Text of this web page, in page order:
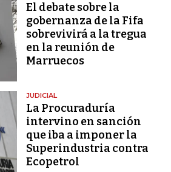
El debate sobre la
gobernanza de la Fifa
sobrevivirá a la tregua
en la reunión de
Marruecos
JUDICIAL
La Procuraduría
intervino en sanción
que iba a imponer la
Superindustria contra
Ecopetrol